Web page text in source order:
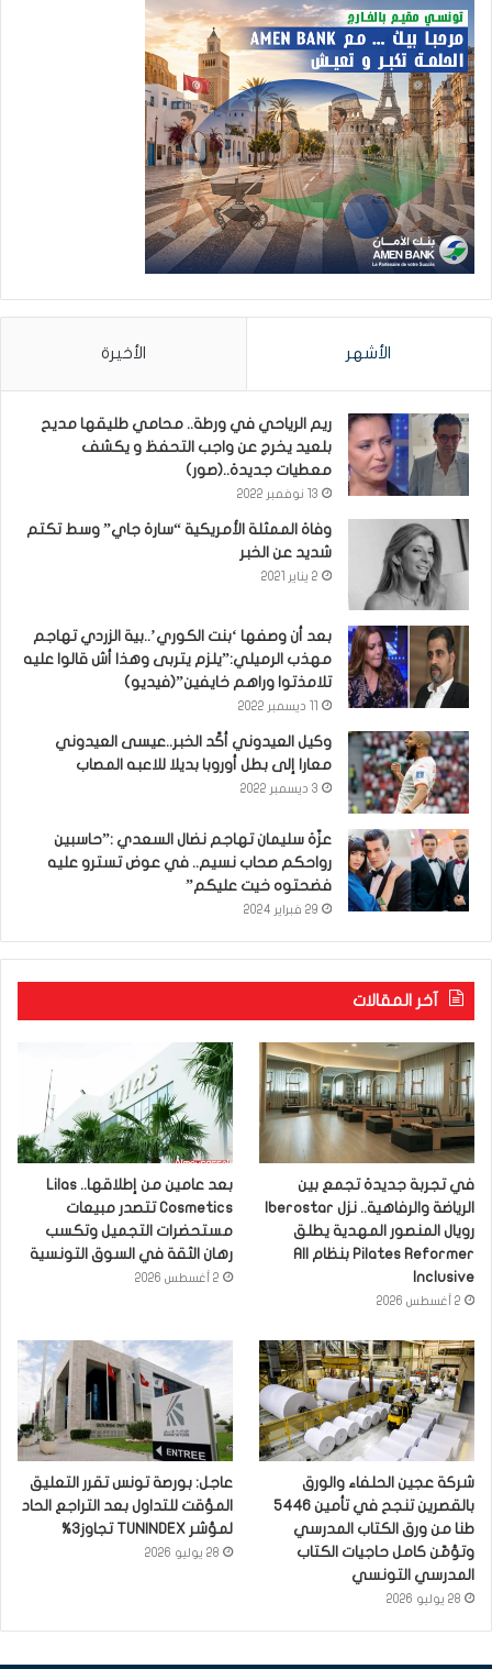
الأشهر الأخيرة
ريم الرياحي في ورطة.. محامي طليقها مديح
بلعيد يخرج عن واجب التحفظ و يكشف
معطيات جديدة..(صور)
13 نوفمبر 2022
وفاة الممثلة الأمريكية “سارة جاي” وسط تكتم
شديد عن الخبر
2 يناير 2021
بعد أن وصفها ‘بنت الكوري’..بية الزردي تهاجم
مهذب الرميلي:”يلزم يتربى وهذا أش قالوا عليه
تلامذتوا وراهم خايفين”(فيديو)
وكيل العيدوني أكّد الخبر..عيسى العيدوني
معارا إلى بطل أوروبا بديلا للاعبه المصاب
3 ديسمبر 2022
عزّة سليمان تهاجم نضال السعدي :”حاسبين
رواحكم صحاب نسيم.. في عوض تسترو عليه
فضحتوه خيت عليكم”
29 فبراير 2024
آخر المقالات
في تجربة جديدة تجمع بين
رويال المنصور المهدية يطلق
Pilates Reformer بنظام All
Inclusive
2 أغسطس 2026
بعد عامين من إطلاقها.. Lilas
Cosmetics تتصدر مبيعات
مستحضرات التجميل وتكسب
رهان الثقة في السوق التونسية
2 أغسطس 2026
شركة عجين الحلفاء والورق
بالقصرين تنجح في تأمين 5446
طنا من ورق الكتاب المدرسي
وتؤمّن كامل حاجيات الكتاب
المدرسي التونسي
28 يوليو 2026
عاجل: بورصة تونس تقرر التعليق
المؤقت للتداول بعد التراجع الحاد
لمؤشر TUNINDEX تجاوز3%
28 يوليو 2026